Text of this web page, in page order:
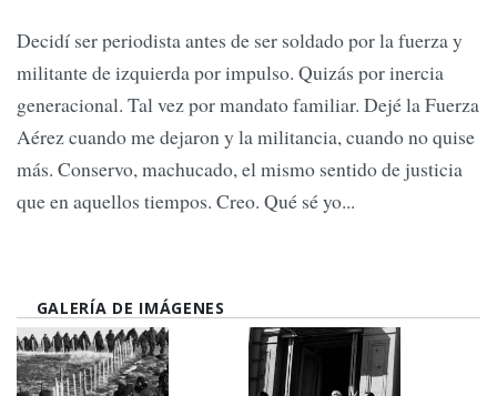
Decidí ser periodista antes de ser soldado por la fuerza y
militante de izquierda por impulso. Quizás por inercia
generacional. Tal vez por mandato familiar. Dejé la Fuerza
Aérez cuando me dejaron y la militancia, cuando no quise
más. Conservo, machucado, el mismo sentido de justicia
que en aquellos tiempos. Creo. Qué sé yo...
GALERÍA DE IMÁGENES